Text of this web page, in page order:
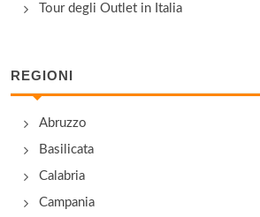
Via Giuseppe Garibaldi 115, Carcare
Via Aurelia 70, Ceriale
Tour degli Outlet in Italia
REGIONI
Abruzzo
Basilicata
Calabria
Campania